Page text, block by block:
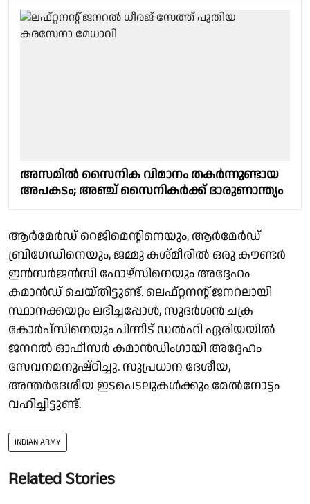
അസമിൽ സൈനിക വിമാനം തകർന്നുണ്ടായ
അപകടം; അഞ്ച് സൈനികർക്ക് ദാരുണാന്ത്യം
ആർമേർഡ് റെജിമെന്റിനെയും, ആർമേർഡ്
ബ്രിഗേഡിനെയും, ജമ്മു കശ്മീരിൽ ഒരു കൗണ്ടർ
ഇൻസർജൻസി ഫോഴ്സിനെയും അദ്ദേഹം
കമാൻഡ് ചെയ്തിട്ടുണ്ട്. ലെഫ്റ്റനന്റ് ജനറലായി
സ്ഥാനക്കയറ്റം ലഭിച്ചപ്പോൾ, സുദർശൻ ചക്ര
കോർപ്സിനെയും പിന്നീട് ഡൽഹി ഏരിയയിൽ
ജനറൽ ഓഫീസർ കമാൻഡിംഗായി അദ്ദേഹം
സേവനമനുഷ്ഠിച്ചു. സുപ്രധാന ദേശീയ,
അന്തർദേശീയ ഇടപെടലുകൾക്കും മേൽനോട്ടം
വഹിച്ചിട്ടുണ്ട്.
INDIAN ARMY
Related Stories